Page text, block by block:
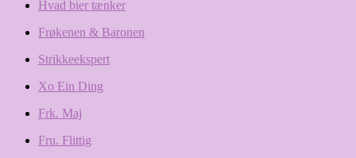
Hvad bier tænker
Frøkenen & Baronen
Strikkeekspert
Xo Ein Ding
Frk. Maj
Fru. Flittig